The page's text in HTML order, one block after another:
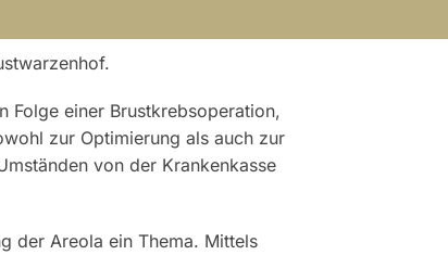
Folge einer Brustkrebsoperation,
zur Optimierung als auch zur
von der Krankenkasse
der Areola ein Thema. Mittels